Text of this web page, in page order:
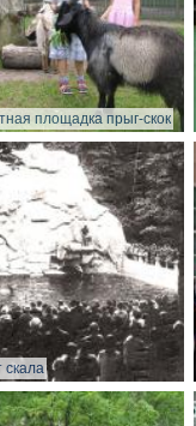
площадка прыг-скок
скала